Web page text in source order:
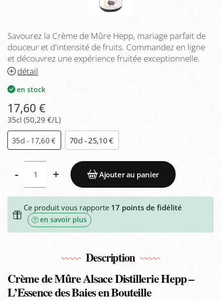
Savourez la Crème de Mûre Hepp, mariage parfait de
douceur et d'intensité de fruits. Commandez en ligne
et découvrez une expérience fruitée exceptionnelle.
détail
en stock
17,60 €
35cl (50,29 €/L)
35cl - 17,60 € 70cl - 25,10 €
- + Ajouter au panier
Ce produit vous rapporte 17 points de fidélité
en savoir plus
Description
Crème de Mûre Alsace Distillerie Hepp –
L’Essence des Baies en Bouteille